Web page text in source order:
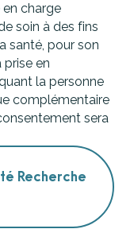
en charge
soin à des fins
santé, pour son
en
la personne
complémentaire
sera
Recherche